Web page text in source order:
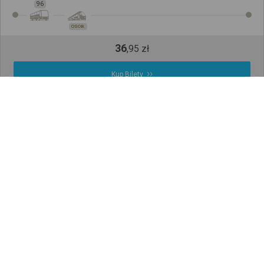
96
OSOB.
36,95 zł
Kup Bilety